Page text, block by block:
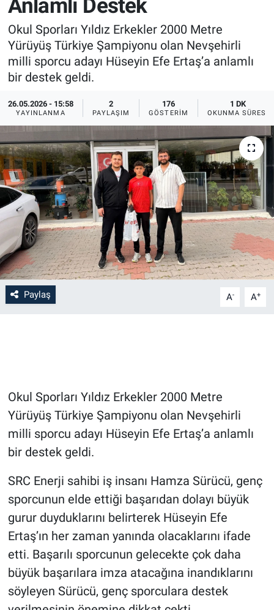
Anlamlı Destek
Okul Sporları Yıldız Erkekler 2000 Metre
Yürüyüş Türkiye Şampiyonu olan Nevşehirli
milli sporcu adayı Hüseyin Efe Ertaş’a anlamlı
bir destek geldi.
26.05.2026 - 15:58
YAYINLANMA
2
PAYLAŞIM
176
GÖSTERIM
1 DK
OKUNMA SÜRESI
Paylaş A- A+
Okul Sporları Yıldız Erkekler 2000 Metre
Yürüyüş Türkiye Şampiyonu olan Nevşehirli
milli sporcu adayı Hüseyin Efe Ertaş’a anlamlı
bir destek geldi.
SRC Enerji sahibi iş insanı Hamza Sürücü, genç
sporcunun elde ettiği başarıdan dolayı büyük
gurur duyduklarını belirterek Hüseyin Efe
Ertaş’ın her zaman yanında olacaklarını ifade
etti. Başarılı sporcunun gelecekte çok daha
büyük başarılara imza atacağına inandıklarını
söyleyen Sürücü, genç sporculara destek
Sağlık
Yerel
Genel
Asayiş
İlan - Duyuru- Mesaj
Türkiye Gündemi
Sizden Gelenler
Yaşam
Sağlık
Eğitim
Kültür
3.Sayfa
Medya
Bilim-Tek
Kayseri
Niğde
Aksaray
Kırşehir
Yerel
Genel
Asayiş
İlan - Duyuru- Mesaj
Türkiye Gündemi
Sizden Gelenler